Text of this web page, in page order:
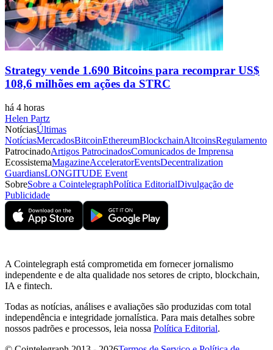
Strategy vende 1.690 Bitcoins para recomprar US$
108,6 milhões em ações da STRC
há 4 horas
Helen Partz
NotíciasÚltimas
NotíciasMercadosBitcoinEthereumBlockchainAltcoinsRegulamento
PatrocinadoArtigos PatrocinadosComunicados de Imprensa
EcossistemaMagazineAcceleratorEventsDecentralization
GuardiansLONGITUDE Event
SobreSobre a CointelegraphPolítica EditorialDivulgação de
Publicidade
A Cointelegraph está comprometida em fornecer jornalismo
independente e de alta qualidade nos setores de cripto, blockchain,
IA e fintech.
Todas as notícias, análises e avaliações são produzidas com total
independência e integridade jornalística. Para mais detalhes sobre
nossos padrões e processos, leia nossa Política Editorial.